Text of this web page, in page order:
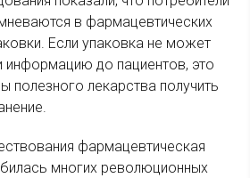
в фармацевтических
Если упаковка не может
информацию до пациентов, это
полезного лекарства получить
фармацевтическая
многих революционных